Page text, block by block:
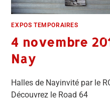
EXPOS TEMPORAIRES
4 novembre
Nay
Halles de Nayinvité par le
Découvrez le Road 64